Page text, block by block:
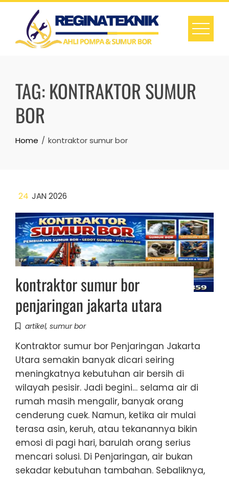
Skip
content
TAG:KONTRAKTOR SUMUR
BOR
Home kontraktor sumur bor
24 JAN 2026
kontraktor sumur bor
penjaringan jakarta utara
artikel, sumur bor
Kontraktor sumur bor Penjaringan Jakarta
Utara semakin banyak dicari seiring
meningkatnya kebutuhan air bersih di
wilayah pesisir. Jadi begini… selama air di
rumah masih mengalir, banyak orang
cenderung cuek. Namun, ketika air mulai
terasa asin, keruh, atau tekanannya bikin
emosi di pagi hari, barulah orang serius
mencari solusi. Di Penjaringan, air bukan
sekadar kebutuhan tambahan. Sebaliknya,